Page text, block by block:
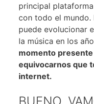
principal
con todo el
puede evolucionar
la música en los
momento
equivocarnos que
internet.